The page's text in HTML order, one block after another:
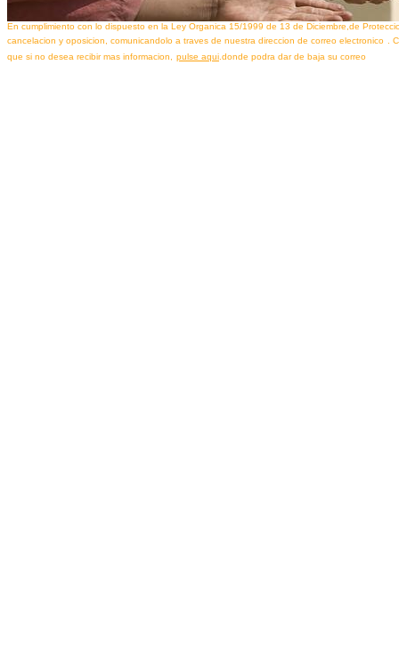
En cumplimiento con lo dispuesto en la Ley Organica 15/1999 de 13 de Diciembre,de
cancelacion y oposicion, comunicandolo a traves de nuestra direccion de correo electronico
.
que si no desea recibir mas informacion,
pulse aqui­ .donde podra dar de baja su correo